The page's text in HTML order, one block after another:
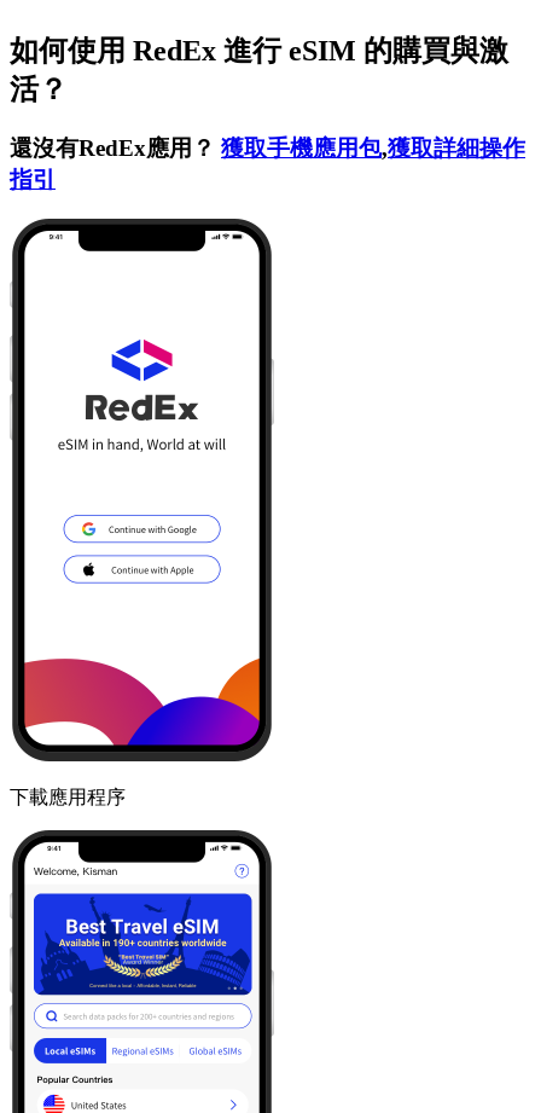
如何使用 RedEx 進行 eSIM 的購買與激
活？
還沒有RedEx應用？ 獲取手機應用包,獲取詳細操作
指引
下載應用程序